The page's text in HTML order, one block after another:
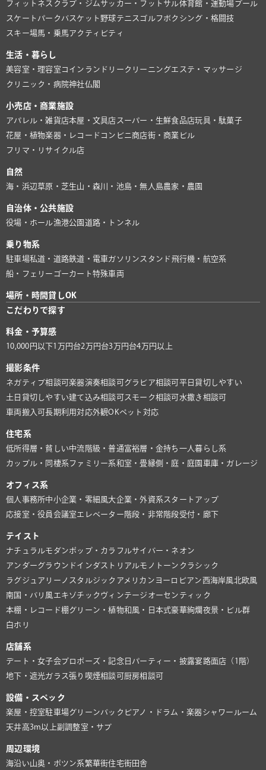
フィットネスクラブ・ジム サッカー・フットサル体育館・運動場プール
スケートパーク バスケット 野球テニス ゴルフ ボクシング・格闘技
スキー場馬・乗馬アクティビティ
生活・暮らし
美容室・理容室 コインランドリー クリーニングエステ・マッサージ
クリニック・病院神社仏閣
小売店・商業施設
アパレル・雑貨店本屋・文具店 スーパー・生鮮食品店玩具・駄菓子
花屋・植物楽器・レコード コンビニ商店街・商業ビル
フリマ・リサイクル店
自然
海・浜辺 草原・芝生山・森川・池島・無人島農家・農園
自治体・公共施設
役場・ホール漁港公園 道路・トンネル
乗り物系
駐車場私道・道路鉄道・電車 ガソリンスタンド 飛行機・航空系
船・フェリー ゴーカート特殊車両
場所・時間貸しOK
こだわりで探す
料金・予算感
10,000円以下1万円台2万円台3万円台4万円以上
撮影条件
ネガティブ相談可楽器演奏相談可 グラビア相談可 平日貸切しやすい
土日貸切しやすい建て込み相談可 スモーク相談可 水撒き相談可
車両搬入可長期利用対応外観OKペット対応
住宅系
低所得層・貧しい中流階級・普通富裕層・金持ち 一人暮らし系
カップル・同棲系ファミリー系和室・畳縁側・庭・庭園 車庫・ガレージ
オフィス系
個人事務所中小企業・零細風大企業・外資系スタートアップ
応接室・役員会議室 エレベーター 階段・非常階段受付・廊下
テイスト
ナチュラルモダンポップ・カラフルサイバー・ネオン
アンダーグラウンド インダストリアルモノトーン クラシック
ラグジュアリー ノスタルジック アメリカン ヨーロピアン 西海岸風北欧風
南国・バリ風 エキゾチック ヴィンテージ オーセンティック
本棚・レコード棚グリーン・植物和風・日本式豪華絢爛夜景・ビル群
白ホリ
店舗系
デート・女子会プロポーズ・記念日 パーティー・披露宴路面店（1階）
地下・遮光ガラス張り 喫煙相談可 厨房相談可
設備・スペック
楽屋・控室駐車場グリーンバック ピアノ・ドラム・楽器シャワールーム
天井高3m以上副調整室・サブ
周辺環境
海沿い山奥・ポツン系繁華街住宅街田舎